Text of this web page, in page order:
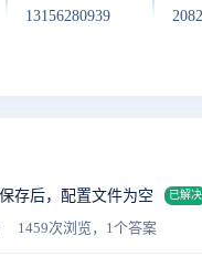
13156280939
存后，配置文件为空 已解决
1459次浏览，1个答案